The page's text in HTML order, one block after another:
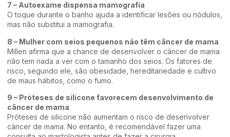
7 – Autoexame dispensa mamografia
O toque durante o banho ajuda a identificar lesões ou nódulos,
mas não substitui a mamografia.
8 – Mulher com seios pequenos não têm câncer de mama
Millen afirma que a chance de desenvolver o câncer de mama
não tem nada a ver com o tamanho dos seios. Os fatores de
risco, segundo ele, são obesidade, hereditariedade e cultivo
de maus hábitos, como o fumo.
9 – Próteses de silicone favorecem desenvolvimento de
câncer de mama
Próteses de silicone não aumentam o risco de desenvolver
câncer de mama. No entanto, é recomendável fazer uma